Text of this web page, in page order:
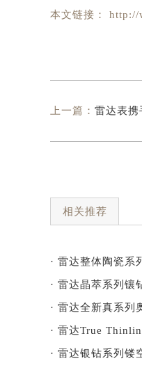
本文链接：
上一篇： 雷达表携
相关推荐
· 雷达整体陶瓷系
· 雷达晶萃系列镶
· 雷达全新真系列
· 雷达True
· 雷达银钻系列镂